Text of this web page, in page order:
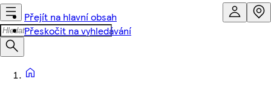
Přejít na hlavní obsah
Přeskočit na vyhledávání